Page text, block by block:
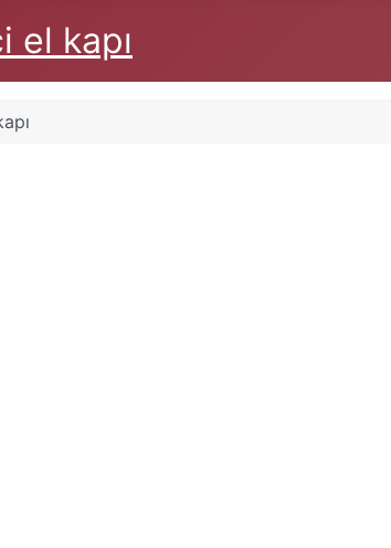
el kapı